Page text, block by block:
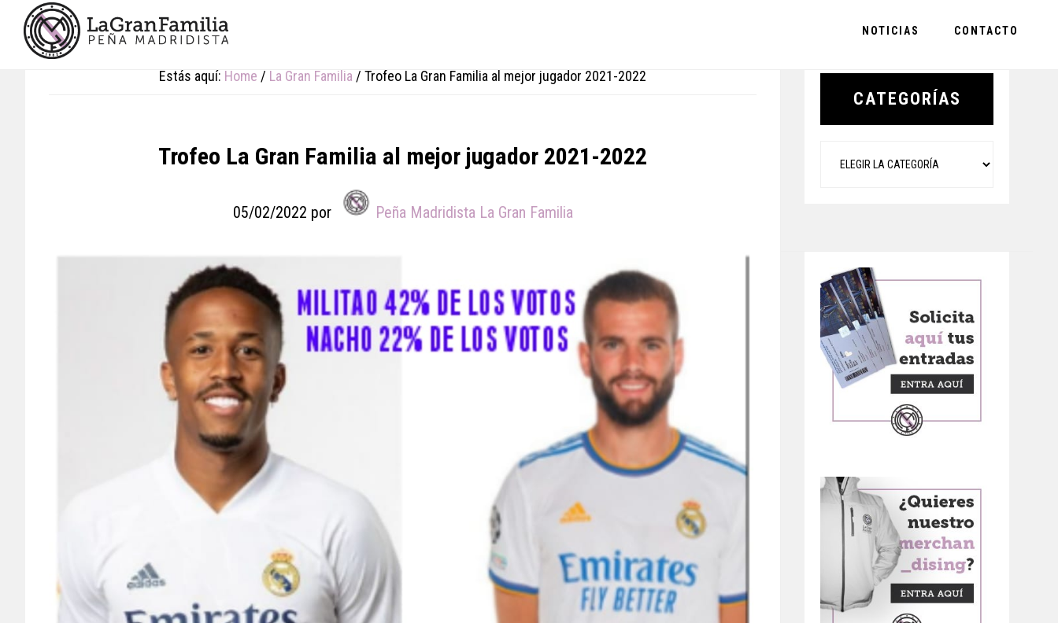
primary
footer
NOTICIAS CONTACTO
Estás aquí: Home / La Gran Familia / Trofeo La Gran Familia al mejor jugador 2021-2022
Trofeo La Gran Familia al mejor jugador 2021-2022
05/02/2022 por Peña Madridista La Gran Familia
Primary
CATEGORÍAS